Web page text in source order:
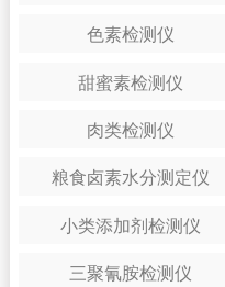
色素检测仪
甜蜜素检测仪
肉类检测仪
粮食卤素水分测定仪
小类添加剂检测仪
三聚氰胺检测仪